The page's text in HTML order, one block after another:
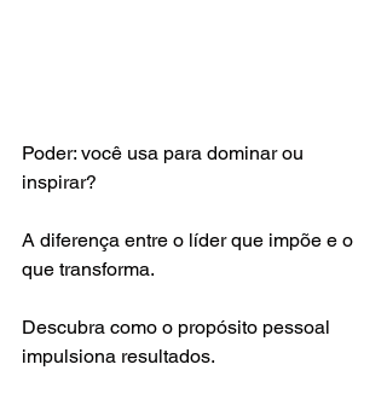
Poder: você usa para dominar ou
inspirar?
A diferença entre o líder que impõe e o
que transforma.
Descubra como o propósito pessoal
impulsiona resultados.